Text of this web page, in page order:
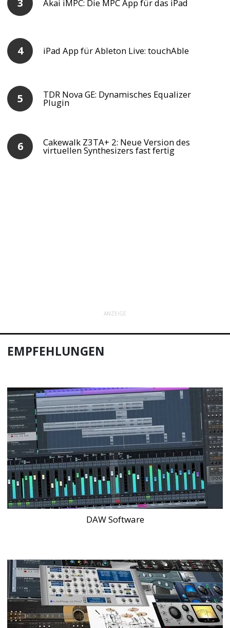
Akai iMPC: Die MPC App für das iPad
iPad App für Ableton Live: touchAble
TDR Nova GE: Dynamisches Equalizer
Plugin
Cakewalk Z3TA+ 2: Neue Version des
virtuellen Synthesizers fast fertig
ANZEIGE
EMPFEHLUNGEN
DAW Software